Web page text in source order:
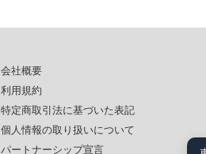
会社概要
利用規約
特定商取引法に基づいた表記
個人情報の取り扱いについて
パートナーシップ宣言